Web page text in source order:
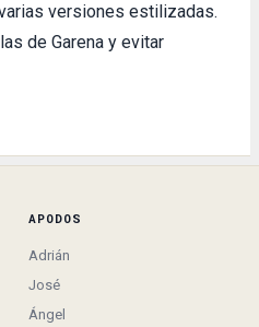
versiones estilizadas.
de Garena y evitar
APODOS
Adrián
José
Ángel